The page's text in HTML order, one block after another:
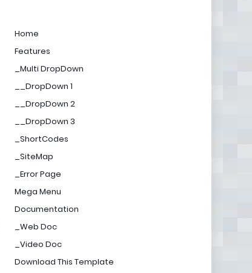
Home
Features
_Multi DropDown
__DropDown 1
__DropDown 2
__DropDown 3
_ShortCodes
_SiteMap
_Error Page
Mega Menu
Documentation
_Web Doc
_Video Doc
Download This Template